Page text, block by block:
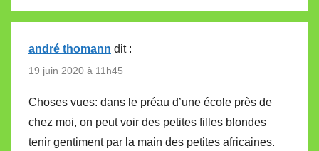
andré thomann dit :
19 juin 2020 à 11h45
Choses vues: dans le préau d’une école près de
chez moi, on peut voir des petites filles blondes
tenir gentiment par la main des petites africaines.